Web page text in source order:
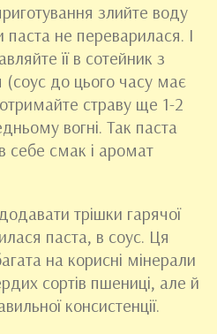
злийте воду
не переварилася. І
її в сотейник з
до цього часу має
страву ще 1-2
вогні. Так паста
себе смак і аромат
трішки гарячої
паста, в соус. Ця
на корисні мінерали
сортів пшениці, але й
консистенції.